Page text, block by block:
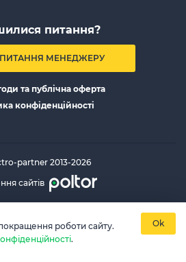
питання?
МЕНЕДЖЕРУ
та публічна оферта
конфіденційності
partner 2013-2026
сайтів
роботи сайту.
.
Ok